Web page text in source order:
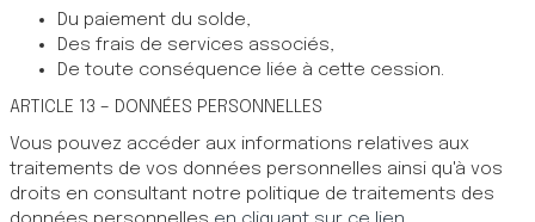
Du paiement du solde,
Des frais de services associés,
De toute conséquence liée à cette cession.
ARTICLE 13 – DONNÉES PERSONNELLES
Vous pouvez accéder aux informations relatives aux
traitements de vos données personnelles ainsi qu'à vos
droits en consultant notre politique de traitements des